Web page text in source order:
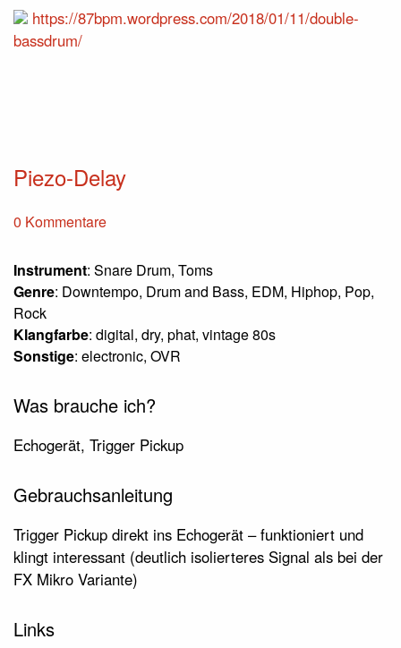
https://87bpm.wordpress.com/2018/01/11/double-
bassdrum/
Piezo-Delay
0 Kommentare
Instrument: Snare Drum, Toms
Genre: Downtempo, Drum and Bass, EDM, Hiphop, Pop,
Rock
Klangfarbe: digital, dry, phat, vintage 80s
Sonstige: electronic, OVR
Was brauche ich?
Echogerät, Trigger Pickup
Gebrauchsanleitung
Trigger Pickup direkt ins Echogerät – funktioniert und
klingt interessant (deutlich isolierteres Signal als bei der
FX Mikro Variante)
Links